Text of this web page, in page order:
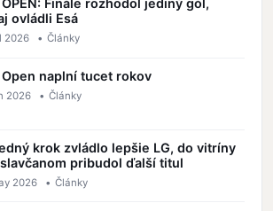
OPEN: Finále rozhodol jediný gól,
ovládli Esá
2026 • Články
Open naplní tucet rokov
2026 • Články
krok zvládlo lepšie LG, do vitríny
pribudol ďalší titul
2026 • Články